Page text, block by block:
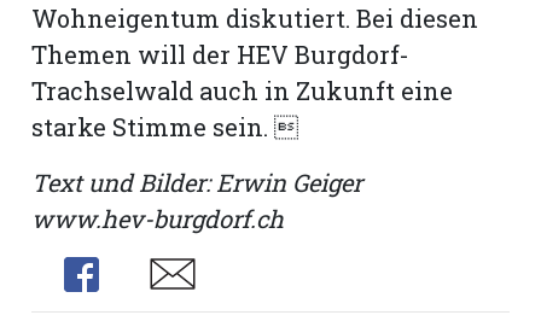
Wohneigentum diskutiert. Bei diesen
Themen will der HEV Burgdorf-
Trachselwald auch in Zukunft eine
starke Stimme sein. 
Text und Bilder: Erwin Geiger
www.hev-burgdorf.ch
Share
Share